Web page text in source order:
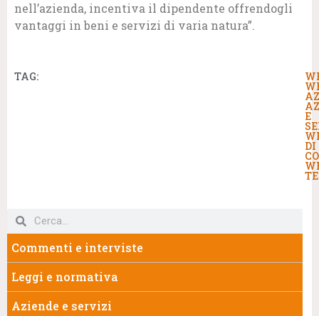
nell’azienda, incentiva il dipendente offrendogli
vantaggi in beni e servizi di varia natura”.
TAG:
E
DI
Commenti e interviste
Leggi e normativa
Aziende e servizi